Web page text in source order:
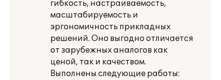
гибкость, настраиваемость,
масштабируемость и
эргономичность прикладных
решений. Оно выгодно отличается
от зарубежных аналогов как
ценой, так и качеством.
Выполнены следующие работы: